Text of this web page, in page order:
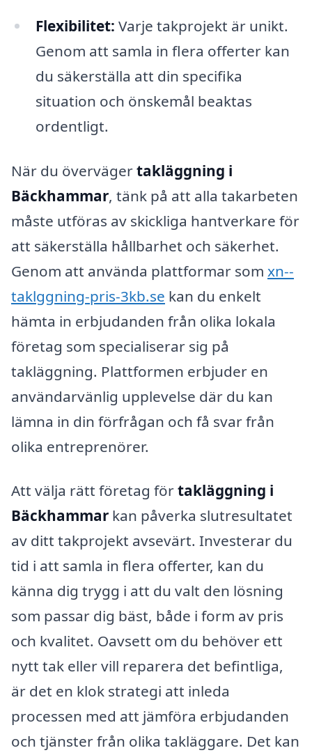
Flexibilitet: Varje takprojekt är unikt.
Genom att samla in flera offerter kan
du säkerställa att din specifika
situation och önskemål beaktas
ordentligt.
När du övervägertakläggning i
Bäckhammar, tänk på att alla takarbeten
måste utföras av skickliga hantverkare för
att säkerställa hållbarhet och säkerhet.
Genom att använda plattformar som xn--
taklggning-pris-3kb.se kan du enkelt
hämta in erbjudanden från olika lokala
företag som specialiserar sig på
takläggning. Plattformen erbjuder en
användarvänlig upplevelse där du kan
lämna in din förfrågan och få svar från
olika entreprenörer.
Att välja rätt företag förtakläggning i
Bäckhammar kan påverka slutresultatet
av ditt takprojekt avsevärt. Investerar du
tid i att samla in flera offerter, kan du
känna dig trygg i att du valt den lösning
som passar dig bäst, både i form av pris
och kvalitet. Oavsett om du behöver ett
nytt tak eller vill reparera det befintliga,
är det en klok strategi att inleda
processen med att jämföra erbjudanden
och tjänster från olika takläggare. Det kan